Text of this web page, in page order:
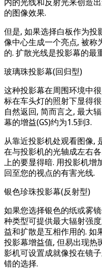
内的光线和反射光来创造
的图像效果.
但是, 如果选择白板作为投
像中心生成一个亮点, 被称
的. 扩散光线是投影幕的最
玻璃珠投影幕(回归型)
这种投影幕在周围环境中
标在车头灯的照射下显得
自然返回, 简而言之, 最大
幕的增益(GS)约为1.5到3.
从靠近投影机处观看图像,
在与投影机的光轴成左右
上的要显得暗. 用投影机
回至您的视点的有害光线.
银色珍珠投影幕(反射型)
如果您选择银色的纸或雾
种类型可提供最大辐射强
益和扩散是互相作用的. 如
投影幕增益值, 但易出现热
影机可设置成就像投在镜
错的选择.